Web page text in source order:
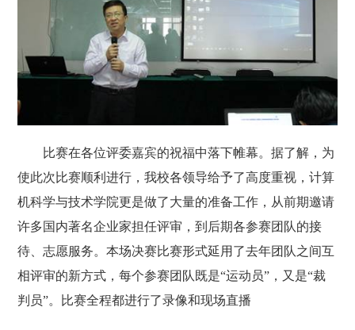
比赛在各位评委嘉宾的祝福中落下帷幕。据了解，为
使此次比赛顺利进行，我校各领导给予了高度重视，计算
机科学与技术学院更是做了大量的准备工作，从前期邀请
许多国内著名企业家担任评审，到后期各参赛团队的接
待、志愿服务。本场决赛比赛形式延用了去年团队之间互
相评审的新方式，每个参赛团队既是“运动员”，又是“裁
判员”。比赛全程都进行了录像和现场直播